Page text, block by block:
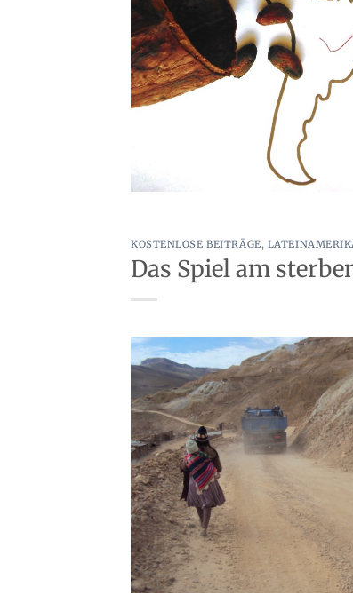
KOSTENLOSE BEITRÄGE,
Das Spiel am